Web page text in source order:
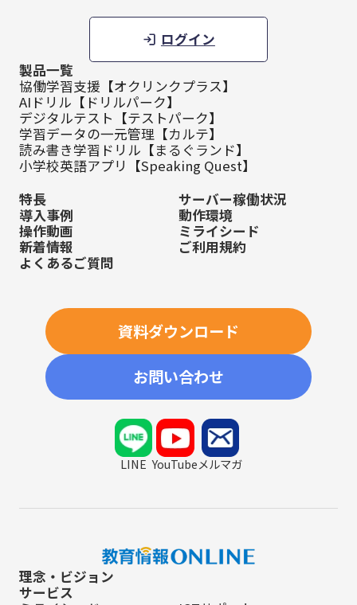
ログイン
製品一覧
協働学習支援【オクリンクプラス】
AIドリル【ドリルパーク】
デジタルテスト【テストパーク】
学習データの一元管理【カルテ】
読み書き学習ドリル【まるぐランド】
小学校英語アプリ【Speaking Quest】
特長
導入事例
操作動画
新着情報
よくあるご質問
サーバー稼働状況
動作環境
ミライシード
ご利用規約
資料ダウンロード
お問い合わせ
LINE YouTubeメルマガ
理念・ビジョン
サービス